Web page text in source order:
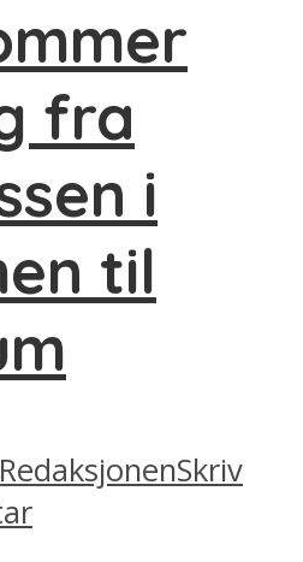
fra
i
til
RedaksjonenSkriv